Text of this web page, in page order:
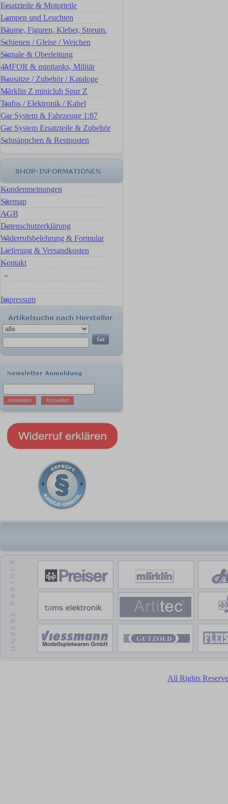
Ersatzteile & Motorteile
Lampen und Leuchten
Bäume, Figuren, Kleber, Streum.
Schienen / Gleise / Weichen
Signale & Oberleitung
4MFOR & minitanks, Militär
Bausätze / Zubehör / Kataloge
Märklin Z miniclub Spur Z
Trafos / Elektronik / Kabel
Car System & Fahrzeuge 1:87
Car System Ersatzteile & Zubehör
Schnäppchen & Restposten
Kundenmeinungen
Sitemap
AGB
Datenschutzerklärung
Widerrufsbelehrung & Formular
Lieferung & Versandkosten
Kontakt
Impressum
All Rights